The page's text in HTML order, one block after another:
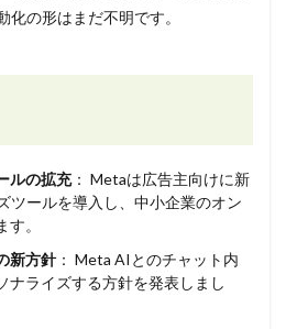
の形はまだ不明です。
ルの拡充： Metaは広告主向けに新
ツールを導入し、中小企業のオン
。
新方針： Meta AIとのチャット内
ナライズする方針を発表しまし